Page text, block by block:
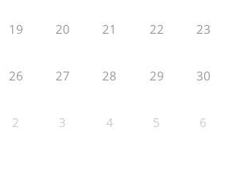
19 20 21 22 23
26 27 28 29 30
2 3 4 5 6